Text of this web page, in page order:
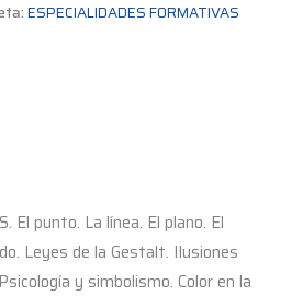
ESPECIALIDADES FORMATIVAS
El punto. La línea. El plano. El
Leyes de la Gestalt. Ilusiones
y simbolismo. Color en la